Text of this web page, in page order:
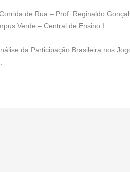
de Rua – Prof. Reginaldo
Verde – Central de Ensino I
da Participação Brasileira nos